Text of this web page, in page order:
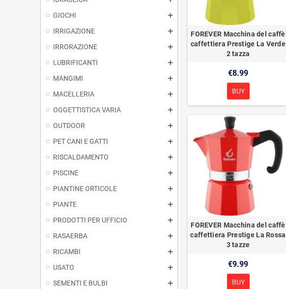
GIOCHI
IRRIGAZIONE
IRRORAZIONE
LUBRIFICANTI
MANGIMI
MACELLERIA
OGGETTISTICA VARIA
OUTDOOR
PET CANI E GATTI
RISCALDAMENTO
PISCINE
PIANTINE ORTICOLE
PIANTE
PRODOTTI PER UFFICIO
RASAERBA
RICAMBI
USATO
SEMENTI E BULBI
FOREVER Macchina del caffè
caffettiera Prestige La Verde
2 tazza
€8.99
BUY
FOREVER Macchina del caffè
caffettiera Prestige La Rossa
3 tazze
€9.99
BUY